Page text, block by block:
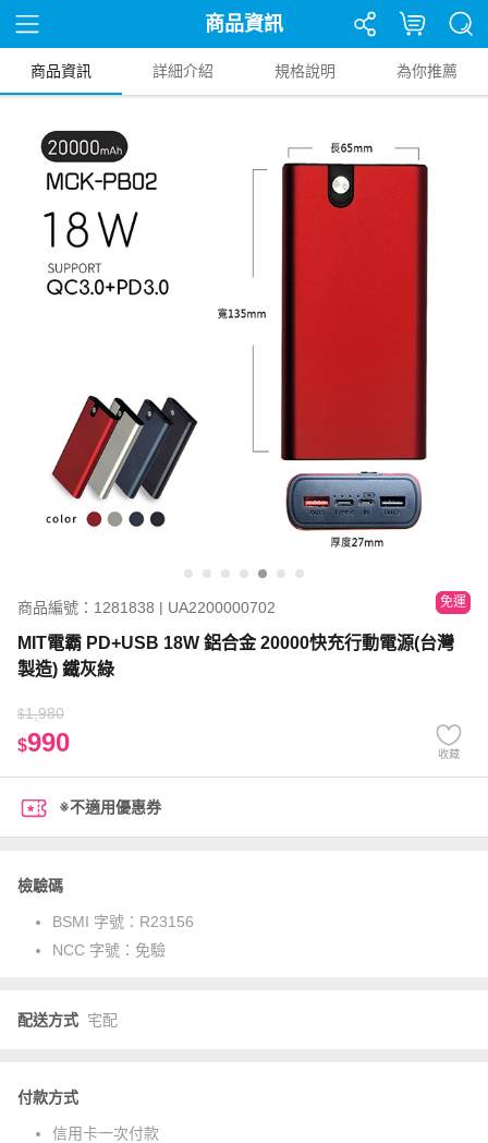
商品資訊
商品資訊 詳細介紹 規格說明 為你推薦
商品編號：1281838 | UA2200000702 免運
MIT電霸 PD+USB 18W 鋁合金 20000快充行動電源(台灣
製造) 鐵灰綠
$1,980
$990 收藏
※不適用優惠券
檢驗碼
BSMI 字號： R23156
NCC 字號： 免驗
配送方式 宅配
付款方式
信用卡一次付款